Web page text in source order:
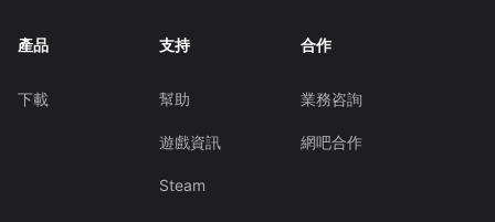
產品
下載
支持
幫助
遊戲資訊
Steam
合作
業務咨詢
網吧合作